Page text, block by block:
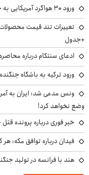
ورود ۳۰ هواگرد آمریکایی به خاک ایران قبل از حمله به بیت رهبری؟
+جدول
ادعای سنتکام درباره محاصره
ورود ترکیه به باشگاه
ونس مدعی شد: ایران به
وضع نخواهد کرد!
خبر فوری درباره پرونده
فیدان درباره توافق مکه:
هند با فرانسه در تولید